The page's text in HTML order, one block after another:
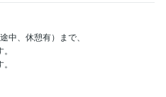
中、休憩有）まで、